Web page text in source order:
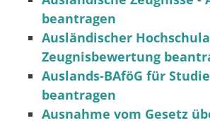
beantragen
Ausländischer
Zeugnisbewertung
Auslands-BAföG für
beantragen
Ausnahme vom Gesetz